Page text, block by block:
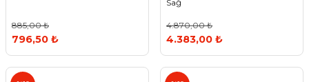
885,00 ₺
796,50 ₺
Sağ
4.870,00 ₺
4.383,00 ₺